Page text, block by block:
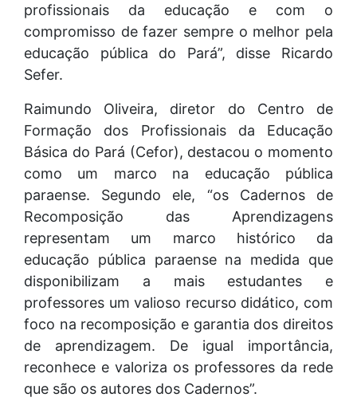
profissionais da educação e com o
compromisso de fazer sempre o melhor pela
educação pública do Pará”, disse Ricardo
Sefer.
Raimundo Oliveira, diretor do Centro de
Formação dos Profissionais da Educação
Básica do Pará (Cefor), destacou o momento
como um marco na educação pública
paraense. Segundo ele, “os Cadernos de
Recomposição das Aprendizagens
representam um marco histórico da
educação pública paraense na medida que
disponibilizam a mais estudantes e
professores um valioso recurso didático, com
foco na recomposição e garantia dos direitos
de aprendizagem. De igual importância,
reconhece e valoriza os professores da rede
que são os autores dos Cadernos”.